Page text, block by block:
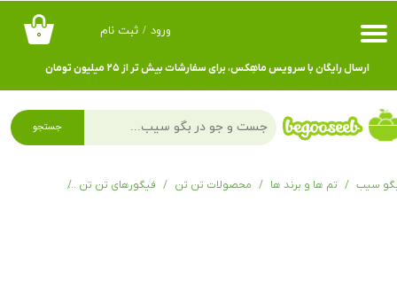
۰ ورود / ثبت نام
حساب کاربری من
تغییر گذر واژه
سفارشات
ارسال رایگان با سرویس ماهِکس، برای سفارشات بیش تر از ۲۵ میلیون تومان
جستجو
سیب تم ها و برند ها محصولات تن تن فیگورهای تن تن